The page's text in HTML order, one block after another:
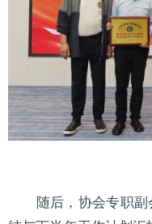
随后，协会专职副